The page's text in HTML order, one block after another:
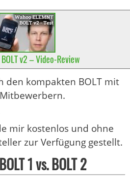
v2 – Video-Review
den kompakten BOLT mit
mir kostenlos und ohne
zur Verfügung gestellt.
1 vs. BOLT 2